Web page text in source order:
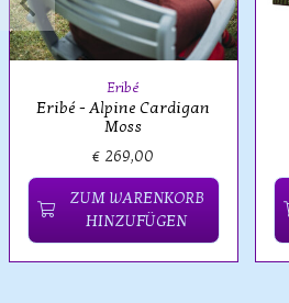
Eribé
Eribé - Alpine Cardigan
Moss
€ 269,00
ZUM WARENKORB
HINZUFÜGEN